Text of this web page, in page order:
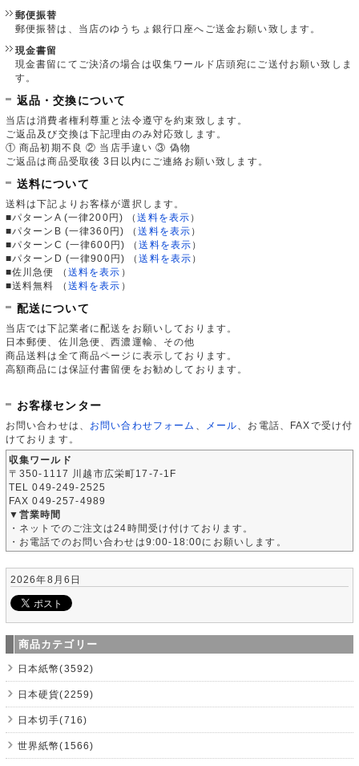
郵便振替
郵便振替は、当店のゆうちょ銀行口座へご送金お願い致します。
現金書留
現金書留にてご決済の場合は収集ワールド店頭宛にご送付お願い致しま
す。
返品・交換について
当店は消費者権利尊重と法令遵守を約束致します。
ご返品及び交換は下記理由のみ対応致します。
① 商品初期不良 ② 当店手違い ③ 偽物
ご返品は商品受取後 3日以内にご連絡お願い致します。
送料について
送料は下記よりお客様が選択します。
■パターンA (一律200円)
（送料を表示 ）
■パターンB (一律360円)
（送料を表示 ）
■パターンC (一律600円)
（送料を表示 ）
■パターンD (一律900円)
（送料を表示 ）
■佐川急便
（ 送料を表示 ）
■送料無料
（ 送料を表示 ）
配送について
当店では下記業者に配送をお願いしております。
日本郵便、佐川急便、西濃運輸、その他
商品送料は全て商品ページに表示しております。
高額商品には保証付書留便をお勧めしております。
お客様センター
お問い合わせは、 お問い合わせフォーム メール 、お電話、FAXで受け付
けております。
収集ワールド
〒350-1117 川越市広栄町17-7-1F
TEL 049-249-2525
FAX 049-257-4989
▼営業時間
・ネットでのご注文は24時間受け付けております。
・お電話でのお問い合わせは9:00-18:00にお願いします。
2026年8月6日
商品カテゴリー
日本紙幣(3592)
日本硬貨(2259)
日本切手(716)
世界紙幣(1566)